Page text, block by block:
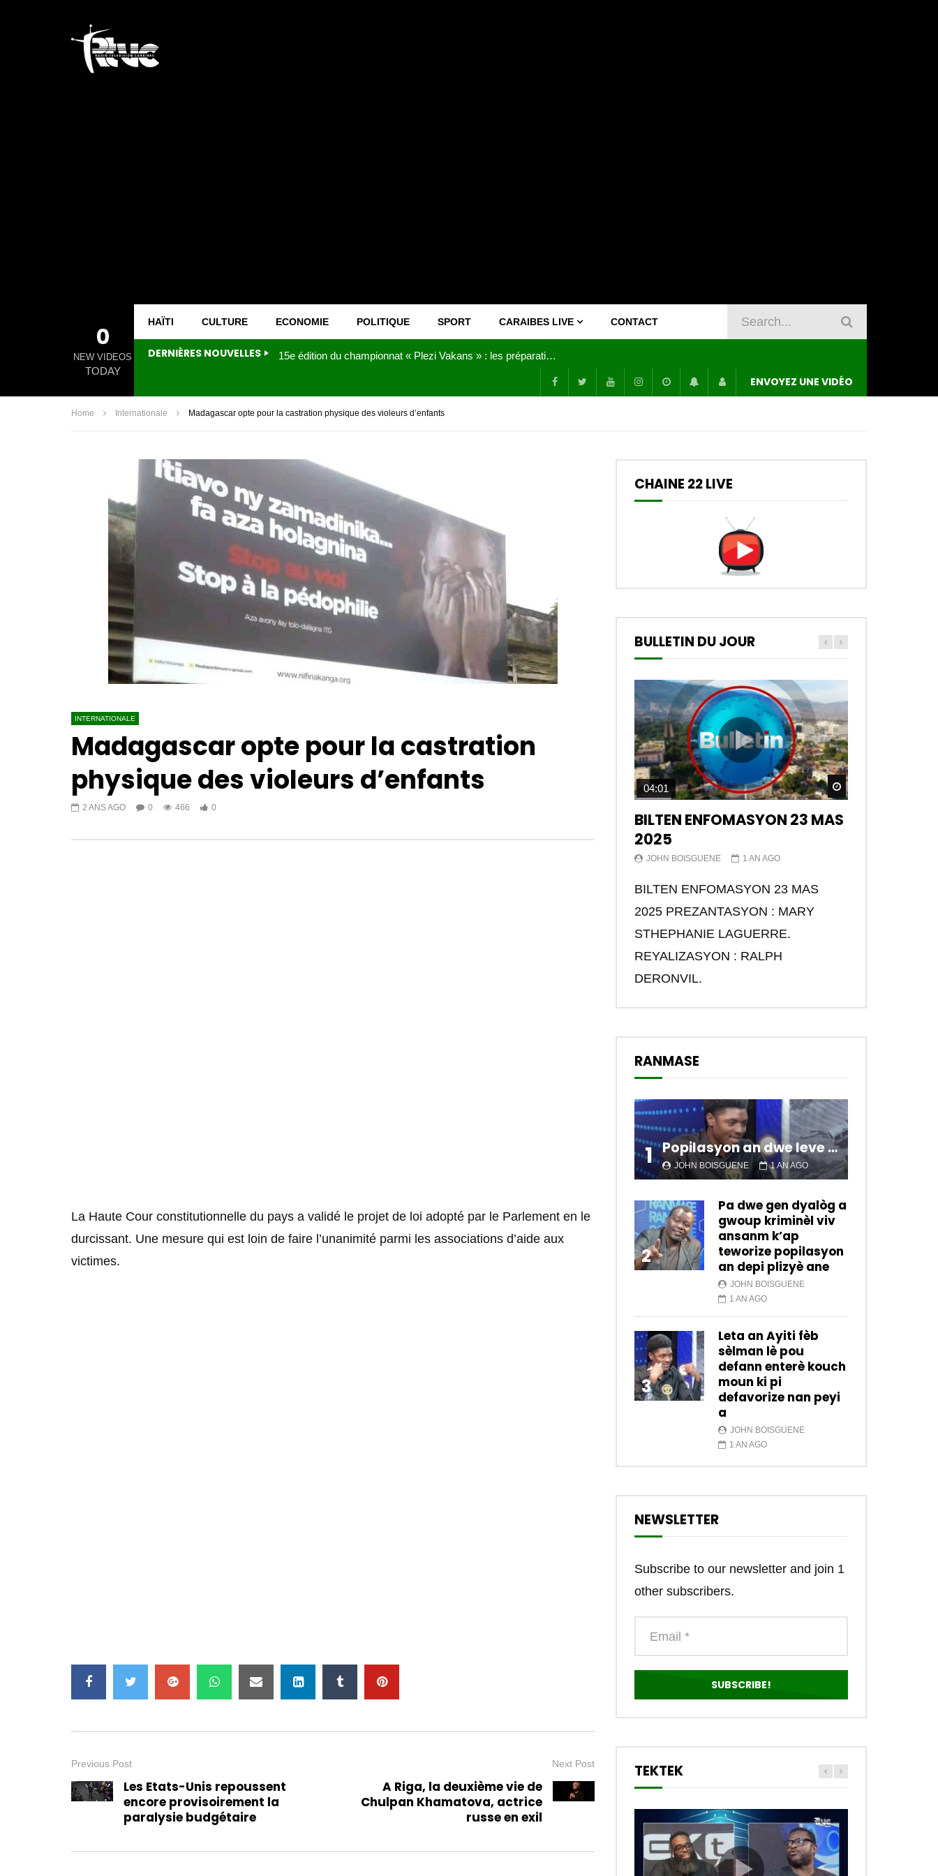
0
NEW VIDEOS
TODAY
HAÏTI CULTURE ECONOMIE POLITIQUE SPORT CARAIBES LIVE CONTACT
DERNIÈRES NOUVELLES Joy Clerf Derisier, sur les traces de son père : évangéliser par la musique
ENVOYEZ UNE VIDÉO
Home Internationale Madagascar opte pour la castration physique des violeurs d’enfants
INTERNATIONALE
Madagascar opte pour la castration
physique des violeurs d’enfants
2 ANS AGO 0 466 0
La Haute Cour constitutionnelle du pays a validé le projet de loi adopté par le Parlement en le
durcissant. Une mesure qui est loin de faire l’unanimité parmi les associations d’aide aux
victimes.
Previous Post
Les Etats-Unis repoussent
encore provisoirement la
paralysie budgétaire
Next Post
A Riga, la deuxième vie de
Chulpan Khamatova, actrice
russe en exil
CHAINE 22 LIVE
BULLETIN DU JOUR
Watch Later
04:01
BILTEN ENFOMASYON 23 MAS
2025
JOHN BOISGUENE 1 AN AGO
BILTEN ENFOMASYON 23 MAS
2025 PREZANTASYON : MARY
STHEPHANIE LAGUERRE.
REYALIZASYON : RALPH
DERONVIL.
RANMASE
1 Popilasyon an dwe leve kanpe pou chanje sitiyasyon kawotik l’ap viv nan peyi a.
JOHN BOISGUENE 1 AN AGO
2
Pa dwe gen dyalòg a
gwoup kriminèl viv
ansanm k’ap
teworize popilasyon
an depi plizyè ane
JOHN BOISGUENE
1 AN AGO
3
Leta an Ayiti fèb
sèlman lè pou
defann enterè kouch
moun ki pi
defavorize nan peyi
a
JOHN BOISGUENE
1 AN AGO
NEWSLETTER
Subscribe to our newsletter and join 1
other subscribers.
TEKTEK